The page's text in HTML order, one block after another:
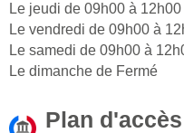
Le jeudi de 09h00 à
Le vendredi de 09h00 à
Le samedi de 09h00 à
Le dimanche de Fermé
Plan